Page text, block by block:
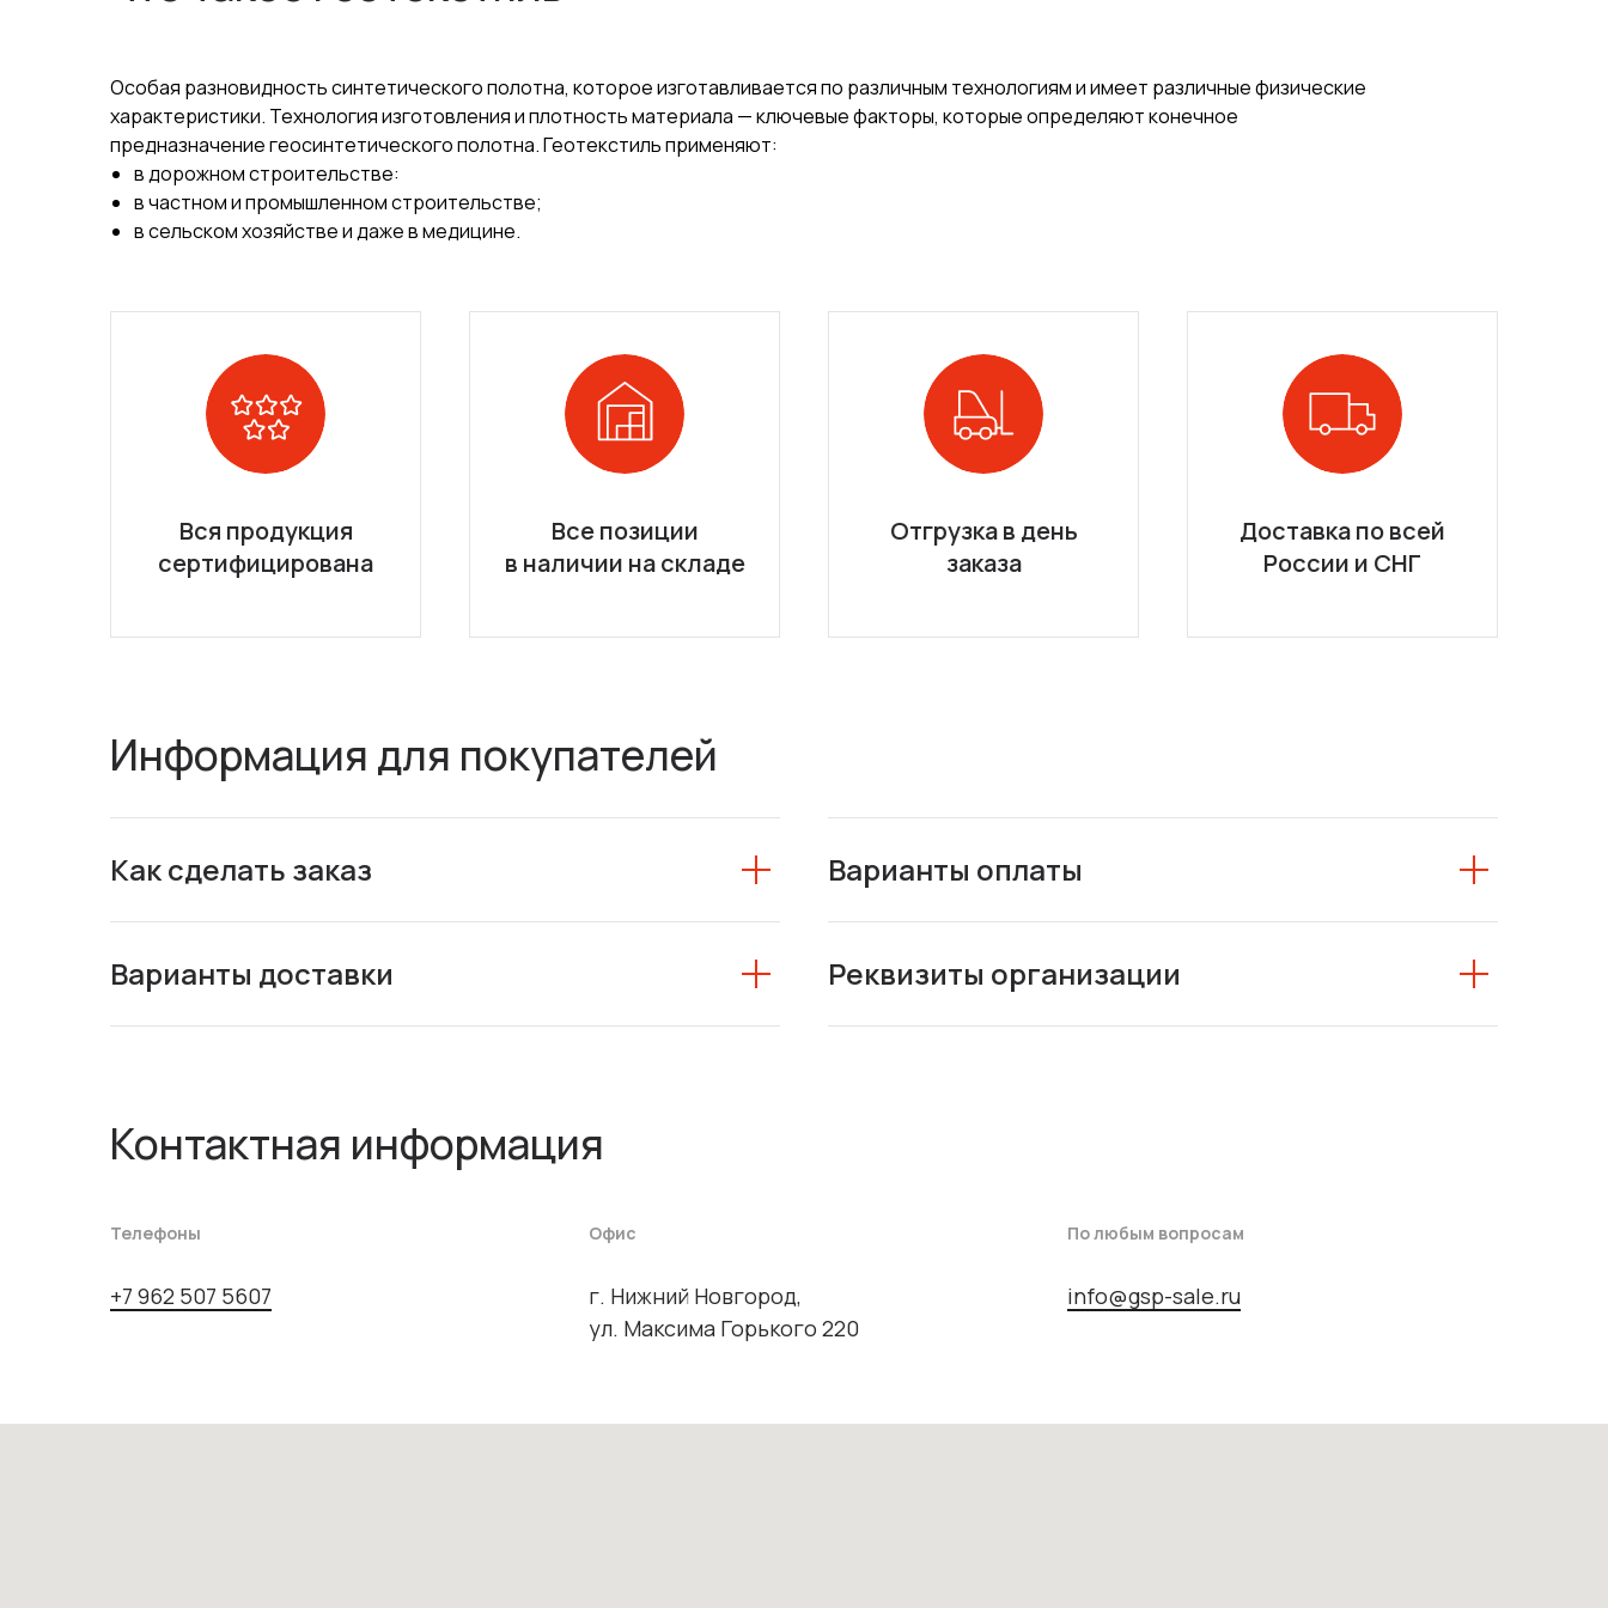
Особая разновидность синтетического полотна, которое изготавливается по различным технологиям и имеет различные физические
характеристики. Технология изготовления и плотность материала — ключевые факторы, которые определяют конечное
предназначение геосинтетического полотна. Геотекстиль применяют:
в дорожном строительстве:
в частном и промышленном строительстве;
в сельском хозяйстве и даже в медицине.
Вся продукция
сертифицирована
Все позиции
в наличии на складе
Отгрузка в день
заказа
Доставка по всей
России и СНГ
Информация для покупателей
Как сделать заказ Варианты оплаты
Варианты доставки Реквизиты организации
Контактная информация
Телефоны
+7 962 507 5607
Офис
г. Нижний Новгород,
ул. Максима Горького 220
По любым вопросам
info@gsp-sale.ru